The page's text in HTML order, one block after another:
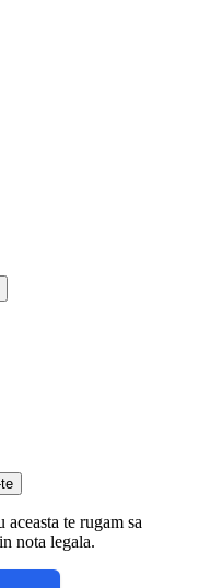
te rugam sa
nota legala.